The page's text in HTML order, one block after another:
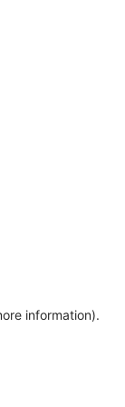
information).